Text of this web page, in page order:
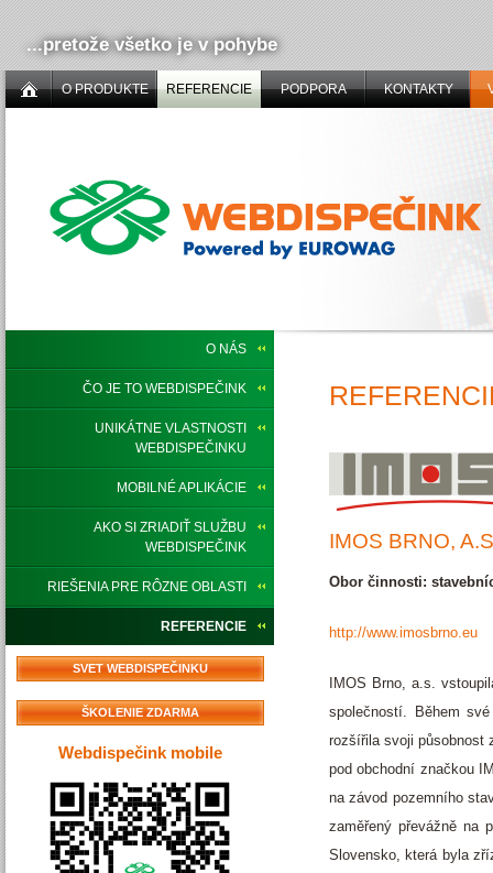
...pretože všetko je v pohybe
O PRODUKTE REFERENCIE PODPORA KONTAKTY
O NÁS
ČO JE TO WEBDISPEČINK
UNIKÁTNE VLASTNOSTI
WEBDISPEČINKU
MOBILNÉ APLIKÁCIE
AKO SI ZRIADIŤ SLUŽBU
WEBDISPEČINK
RIEŠENIA PRE RÔZNE OBLASTI
REFERENCIE
SVET WEBDISPEČINKU
ŠKOLENIE ZDARMA
Webdispečink mobile
IMOS BRNO,
Obor činnosti:
http://www.imosbrno.eu
IMOS Brno, a.s.
společností. Během
rozšířila svoji působnost
pod obchodní značkou
na závod pozemního
zaměřený převážně na
Slovensko, která byla